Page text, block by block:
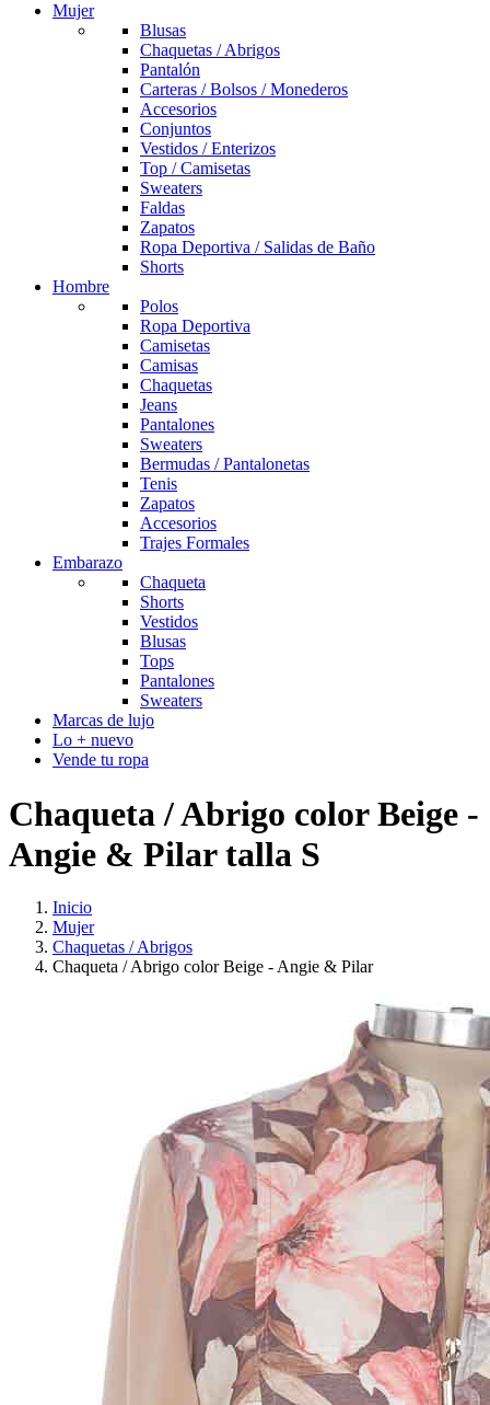
Mujer
Blusas
Chaquetas / Abrigos
Pantalón
Carteras / Bolsos / Monederos
Accesorios
Conjuntos
Vestidos / Enterizos
Top / Camisetas
Sweaters
Faldas
Zapatos
Ropa Deportiva / Salidas de Baño
Shorts
Hombre
Polos
Ropa Deportiva
Camisetas
Camisas
Chaquetas
Jeans
Pantalones
Sweaters
Bermudas / Pantalonetas
Tenis
Zapatos
Accesorios
Trajes Formales
Embarazo
Chaqueta
Shorts
Vestidos
Blusas
Tops
Pantalones
Sweaters
Marcas de lujo
Lo + nuevo
Vende tu ropa
Chaqueta / Abrigo color Beige -
Angie & Pilar talla S
Inicio
Mujer
Chaquetas / Abrigos
Chaqueta / Abrigo color Beige - Angie & Pilar